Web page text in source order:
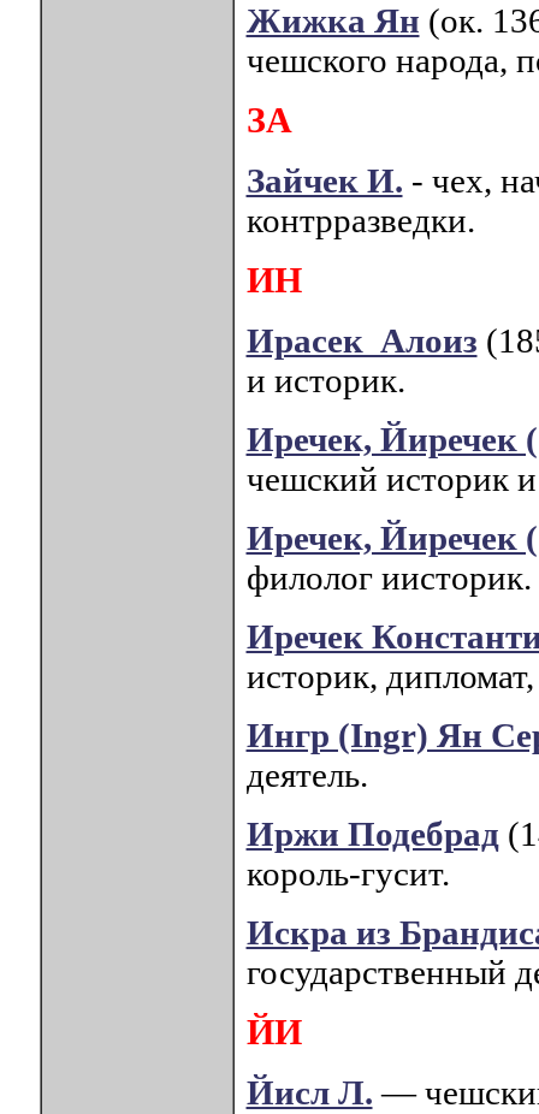
Жижка Ян (ок.
чешского народа,
ЗА
Зайчек И. - чех,
контрразведки.
ИН
Ирасек Алоиз
и историк.
Иречек, Йиречек
чешский историк
Иречек, Йиречек
филолог иисторик.
Иречек
историк,
Ингр (Ingr) Ян
деятель.
Иржи Подебрад
король-гусит.
Искра из
государственный
ЙИ
Йисл Л. —